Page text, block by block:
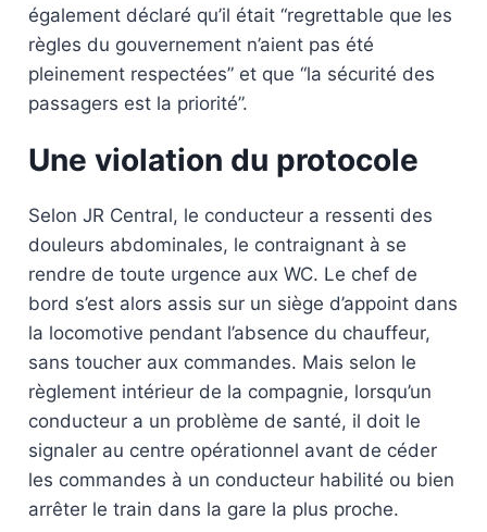
également déclaré qu’il était “regrettable que les
règles du gouvernement n’aient pas été
pleinement respectées” et que “la sécurité des
passagers est la priorité”.
Une violation du protocole
Selon JR Central, le conducteur a ressenti des
douleurs abdominales, le contraignant à se
rendre de toute urgence aux WC. Le chef de
bord s’est alors assis sur un siège d’appoint dans
la locomotive pendant l’absence du chauffeur,
sans toucher aux commandes. Mais selon le
règlement intérieur de la compagnie, lorsqu’un
conducteur a un problème de santé, il doit le
signaler au centre opérationnel avant de céder
les commandes à un conducteur habilité ou bien
arrêter le train dans la gare la plus proche.